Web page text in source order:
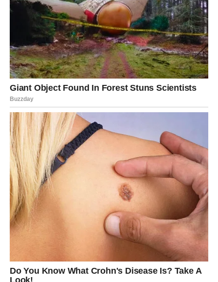
osim sebi.
Ali sada se sve menja. I to – dramatično.
Najveći preokret u životu Jarcastiže kroz tri velike
sfere:
1. Lično oslobađanje
Sve ono što vas je držalo zaglavljene — strah, prošlost,
emotivne rane — sada se ruši kao kula od karata. Dolazi
momenat kada ćete po prvi put reći:
“Gotovo je. Dosta je.”
2. Ogroman uspeh i priznanje
Za mnoge Jarčeve stiže poziv, ponuda, informacija ili
preokret koji vas diže na nivo koji niste ni sanjali. Oni koji
vas nisu cenili – sada će morati. Oni koji su vas
Ovo je vreme pobednika.